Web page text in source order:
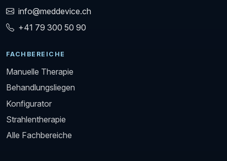
info@meddevice.ch
+41 79 300 50 90
FACHBEREICHE
Manuelle Therapie
Behandlungsliegen
Konfigurator
Strahlentherapie
Alle Fachbereiche